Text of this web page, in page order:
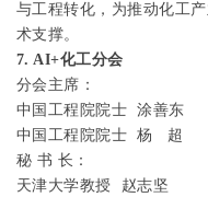
与工程转化，为推动化工
术支撑。
7. AI+化工分会
分会主席：
中国工程院院士
涂善东
中国工程院院士
杨
超
秘 书 长：
天津大学教授
赵志坚